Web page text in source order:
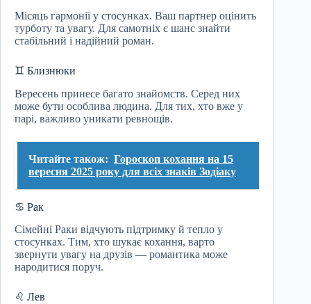
Місяць гармонії у стосунках. Ваш партнер оцінить
турботу та увагу. Для самотніх є шанс знайти
стабільний і надійний роман.
♊ Близнюки
Вересень принесе багато знайомств. Серед них
може бути особлива людина. Для тих, хто вже у
парі, важливо уникати ревнощів.
Читайте також: Гороскоп кохання на 15
вересня 2025 року для всіх знаків Зодіаку
♋ Рак
Сімейні Раки відчують підтримку й тепло у
стосунках. Тим, хто шукає кохання, варто
звернути увагу на друзів — романтика може
народитися поруч.
♌ Лев